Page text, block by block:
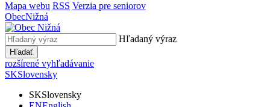
Mapa webu RSS Verzia pre seniorov
ObecNižná
Hľadaný výraz
Hľadať
rozšírené vyhľadávanie
SKSlovensky
SKSlovensky